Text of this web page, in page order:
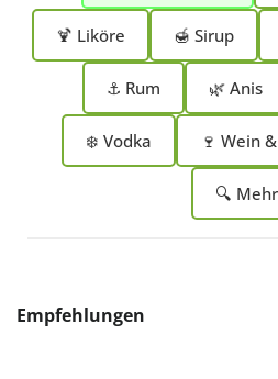
🍹 Liköre 🍯 Sirup
⚓ Rum 🌿 Anis
❄️ Vodka 🍷 Wein
🔍 Mehr
Produktgalerie überspringen
Empfehlungen